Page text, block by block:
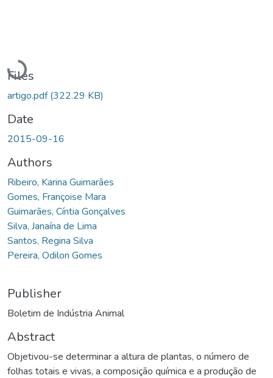
Loading...
Files
artigo.pdf(322.29 KB)
Date
2015-09-16
Authors
Ribeiro, Karina Guimarães
Gomes, Françoise Mara
Guimarães, Cíntia Gonçalves
Silva, Janaína de Lima
Santos, Regina Silva
Pereira, Odilon Gomes
Publisher
Boletim de Indústria Animal
Abstract
Objetivou-se determinar a altura de plantas, o número de
folhas totais e vivas, a composição química e a produção de